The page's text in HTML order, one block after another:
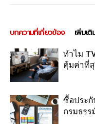
บทความที่เกี่ยวข้อง เพิ่มเ
ทำไม
คุ้มค่าที่
ซื้อประ
กรมธร